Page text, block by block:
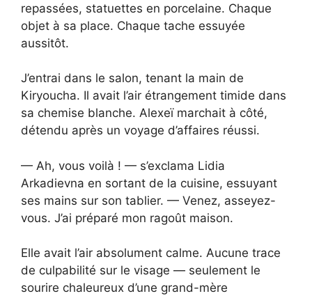
repassées, statuettes en porcelaine. Chaque
objet à sa place. Chaque tache essuyée
aussitôt.
J’entrai dans le salon, tenant la main de
Kiryoucha. Il avait l’air étrangement timide dans
sa chemise blanche. Alexeï marchait à côté,
détendu après un voyage d’affaires réussi.
— Ah, vous voilà ! — s’exclama Lidia
Arkadievna en sortant de la cuisine, essuyant
ses mains sur son tablier. — Venez, asseyez-
vous. J’ai préparé mon ragoût maison.
Elle avait l’air absolument calme. Aucune trace
de culpabilité sur le visage — seulement le
sourire chaleureux d’une grand-mère